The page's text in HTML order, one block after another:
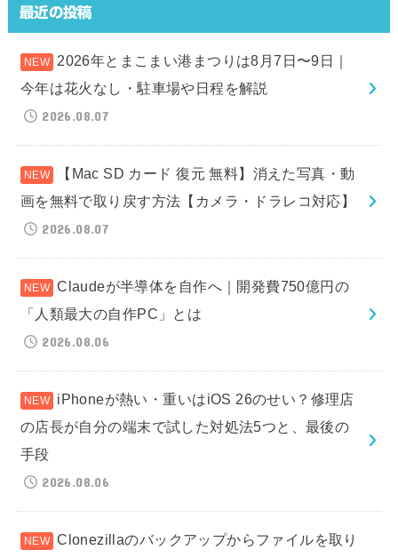
最近の投稿
2026年とまこまい港まつりは8月7日〜9日｜
今年は花火なし・駐車場や日程を解説
2026.08.07
【Mac SD カード 復元 無料】消えた写真・動
画を無料で取り戻す方法【カメラ・ドラレコ対応】
2026.08.07
Claudeが半導体を自作へ｜開発費750億円の
「人類最大の自作PC」とは
2026.08.06
iPhoneが熱い・重いはiOS 26のせい？修理店
の店長が自分の端末で試した対処法5つと、最後の
手段
2026.08.06
Clonezillaのバックアップからファイルを取り